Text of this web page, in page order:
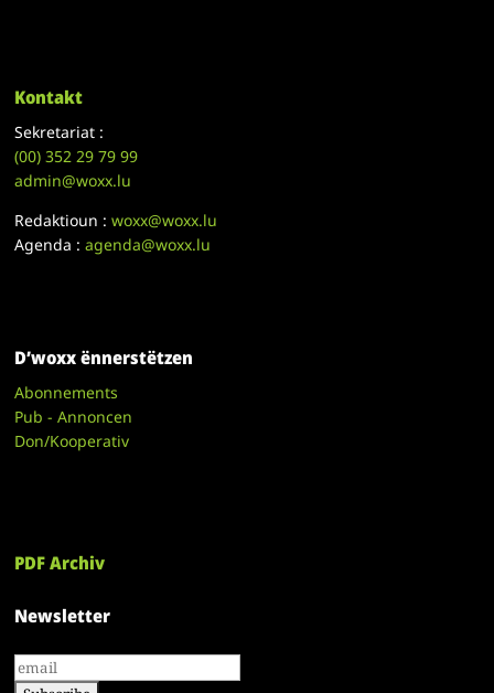
Kontakt
Sekretariat :
(00)352 29 79 99
admin@woxx.lu
Redaktioun :woxx@woxx.lu
Agenda :agenda@woxx.lu
D’woxx ënnerstëtzen
Abonnements
Pub - Annoncen
Don/Kooperativ
PDF Archiv
Newsletter